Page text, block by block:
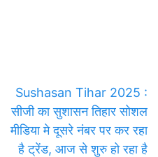
Sushasan Tihar 2025 :
सीजी का सुशासन तिहार सोशल
मीडिया मे दूसरे नंबर पर कर रहा
है ट्रेंड, आज से शुरु हो रहा है